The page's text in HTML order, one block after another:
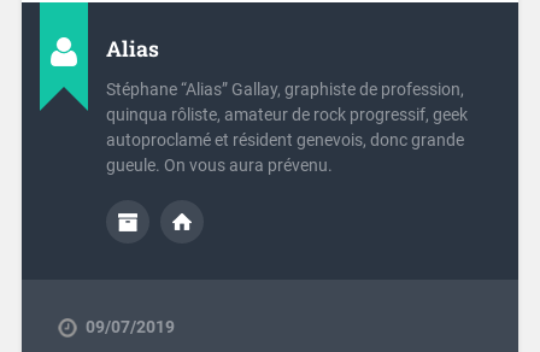
Alias
Stéphane “Alias” Gallay, graphiste de profession,
quinqua rôliste, amateur de rock progressif, geek
autoproclamé et résident genevois, donc grande
gueule. On vous aura prévenu.
09/07/2019